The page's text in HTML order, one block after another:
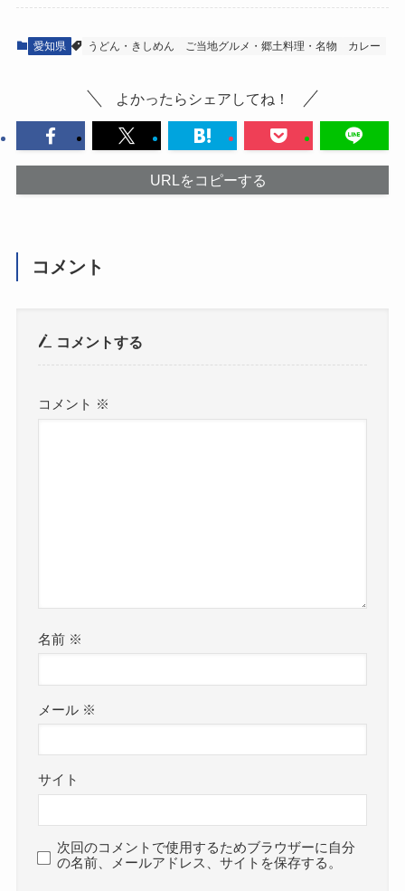
愛知県 うどん・きしめん ご当地グルメ・郷土料理・名物 カレー
よかったらシェアしてね！
URLをコピーする
コメント
コメントする
コメント ※
名前 ※
メール ※
サイト
次回のコメントで使用するためブラウザーに自分
の名前、メールアドレス、サイトを保存する。